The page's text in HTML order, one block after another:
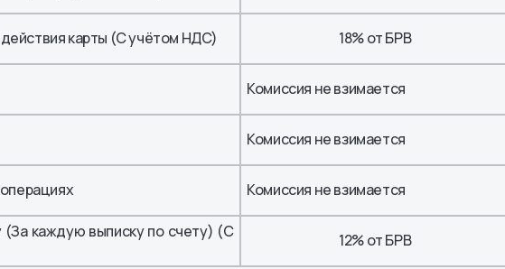
карты (С учётом НДС) 18% от БРВ
Комиссия не взимается
Комиссия не взимается
Комиссия не взимается
(За каждую выписку по счету) (С
12% от БРВ